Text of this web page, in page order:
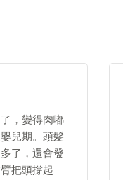
，變得肉嘟
兒期。頭髮
了，還會發
把頭撐起